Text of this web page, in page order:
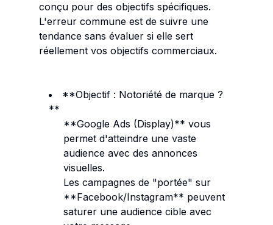
conçu pour des objectifs spécifiques.
L'erreur commune est de suivre une
tendance sans évaluer si elle sert
réellement vos objectifs commerciaux.
**Objectif : Notoriété de marque ?
**
**Google Ads (Display)** vous
permet d'atteindre une vaste
audience avec des annonces
visuelles.
Les campagnes de "portée" sur
**Facebook/Instagram** peuvent
saturer une audience cible avec